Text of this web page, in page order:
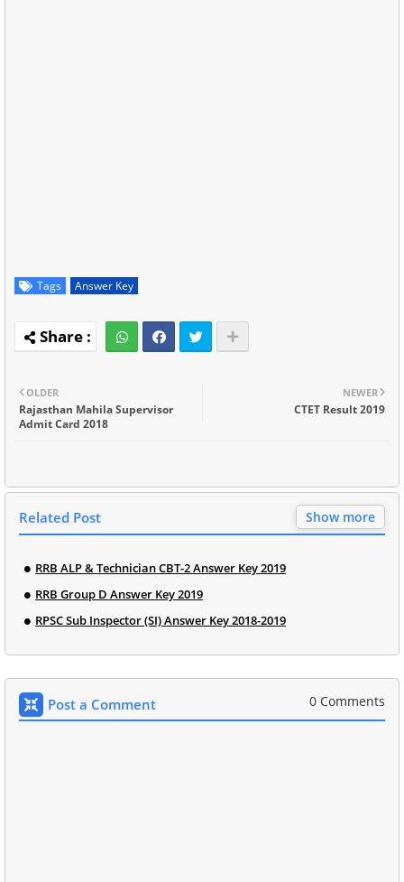
Tags Answer Key
NEWER
CTET Result 2019
OLDER
Rajasthan Mahila Supervisor
Admit Card 2018
Related Post Show more
RRB ALP & Technician CBT-2 Answer Key 2019
RRB Group D Answer Key 2019
RPSC Sub Inspector (SI) Answer Key 2018-2019
Post a Comment 0 Comments